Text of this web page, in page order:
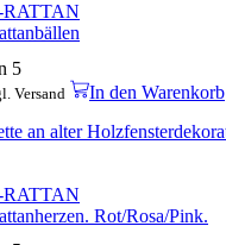
5
Versand In den Warenkorb
Rot/Rosa/Pink.